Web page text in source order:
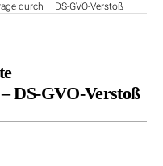
durch – DS-GVO-Verstoß
DS-GVO-Verstoß